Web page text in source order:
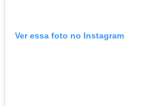
Ver essa foto no Instagram